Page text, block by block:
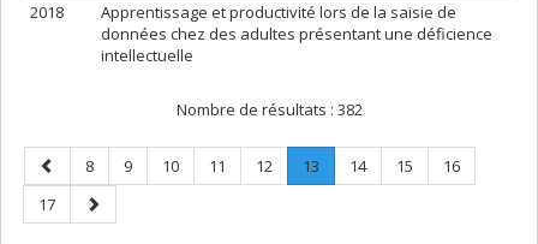
2018
Apprentissage et productivité lors de la saisie de
données chez des adultes présentant une déficience
intellectuelle
Nombre de résultats : 382
Page
précédente
Page
8 Page
9 Page
10 Page
11 Page
12 Page
13
Page
Page
14 Page
15 Page
16
Page
17
Page
suivante